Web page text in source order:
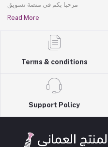
مرحبا بكم في منصة تسويق
Read More
Terms & conditions
Support Policy